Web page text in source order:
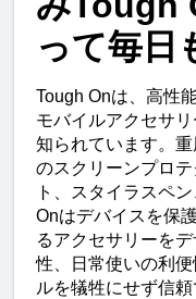
って毎日
Tough Onは、高性
モバイルアクセサ
知られています。
のスクリーンプロ
ト、スタイラスペ
Onはデバイスを保
るアクセサリーを
性、日常使いの利
ルを犠牲にせず信